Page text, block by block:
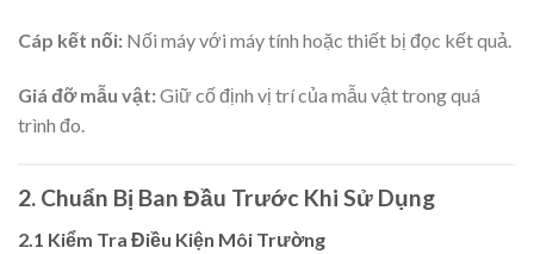
Cáp kết nối: Nối máy với máy tính hoặc thiết bị đọc kết quả.
Giá đỡ mẫu vật:Giữ cố định vị trí của mẫu vật trong quá
trình đo.
2. Chuẩn Bị Ban Đầu Trước Khi Sử Dụng
2.1 Kiểm Tra Điều Kiện Môi Trường